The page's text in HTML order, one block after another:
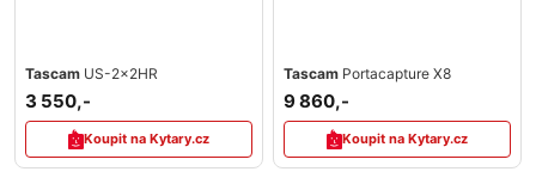
Tascam US-2x2HR
3 550,-
Koupit na Kytary.cz
Tascam Portacapture X8
9 860,-
Koupit na Kytary.cz